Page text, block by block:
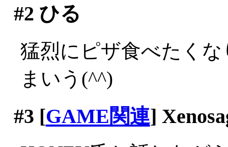
#2 ひる
猛烈にピザ食べたく
まいう(^^)
#3 [GAME関連]